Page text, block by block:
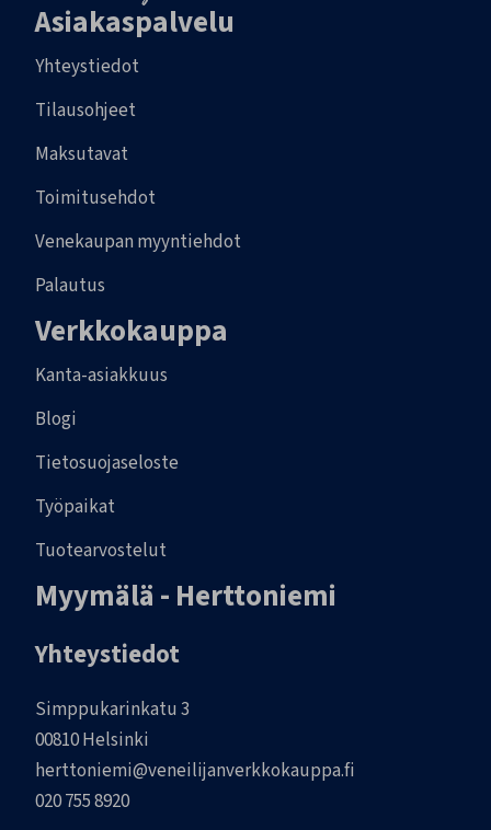
Asiakaspalvelu
Yhteystiedot
Tilausohjeet
Maksutavat
Toimitusehdot
Venekaupan myyntiehdot
Palautus
Verkkokauppa
Kanta-asiakkuus
Blogi
Tietosuojaseloste
Työpaikat
Tuotearvostelut
Myymälä - Herttoniemi
Yhteystiedot
Simppukarinkatu 3
00810 Helsinki
herttoniemi@veneilijanverkkokauppa.fi
020 755 8920